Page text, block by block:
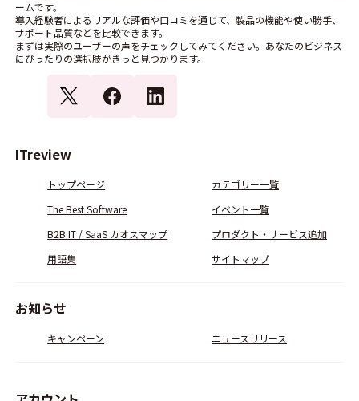
ームです。
導入経験者によるリアルな評価や口コミを通じて、製品の機能や使い勝手、
サポート品質などを比較できます。
まずは実際のユーザーの声をチェックしてみてください。あなたのビジネス
にぴったりの選択肢がきっと見つかります。
ITreview
トップページ
カテゴリー一覧
The Best Software
イベント一覧
B2B IT / SaaS カオスマップ
プロダクト・サービス追加
用語集
サイトマップ
お知らせ
キャンペーン ニュースリリース